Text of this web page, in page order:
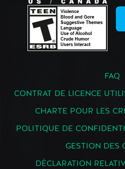
FAQ
CONTRAT DE LICENCE
CHARTE POUR LES
POLITIQUE DE
GESTION DES
DÉCLARATION